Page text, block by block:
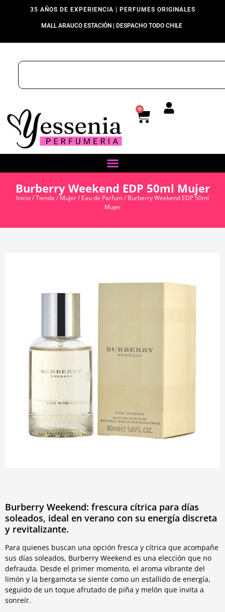
35 AÑOS DE EXPERIENCIA | PERFUMES ORIGINALES
MALL ARAUCO ESTACIÓN | DESPACHO TODO CHILE
0
Burberry Weekend EDP 50ml Mujer
Inicio/Tienda /Mujer/ Eau de Parfum/ Burberry Weekend EDP 50ml
Mujer
Burberry Weekend: frescura cítrica para días
soleados, ideal en verano con su energía discreta
y revitalizante.
Para quienes buscan una opción fresca y cítrica que acompañe
sus días soleados, Burberry Weekend es una elección que no
defrauda. Desde el primer momento, el aroma vibrante del
limón y la bergamota se siente como un estallido de energía,
seguido de un toque afrutado de piña y melón que invita a
sonreír.